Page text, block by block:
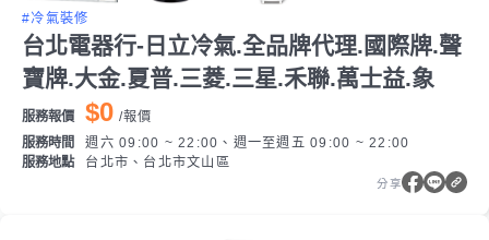
#冷氣裝修
台北電器行-日立冷氣.全品牌代理.國際牌.聲
寶牌.大金.夏普.三菱.三星.禾聯.萬士益.象
服務報價 $0 /報價
服務時間
週六 09:00 ~ 22:00、週一至週五 09:00 ~ 22:00
服務地點
台北市、台北市文山區
分享